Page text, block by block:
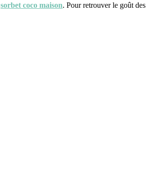
sorbet coco maison. Pour retrouver le goût des